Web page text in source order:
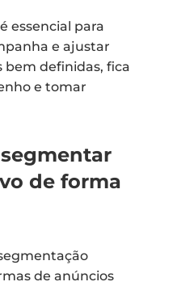
essencial para
e ajustar
bem definidas, fica
e tomar
de forma
de anúncios